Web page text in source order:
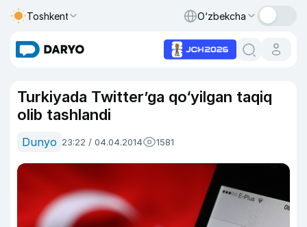
Toshkent O‘zbekcha
Turkiyada Twitter’ga qo‘yilgan taqiq
olib tashlandi
Dunyo 23:22 / 04.04.2014 1581